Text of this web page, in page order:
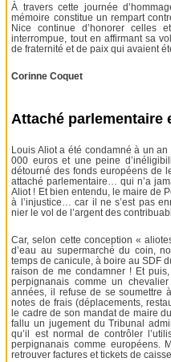
À travers cette journée
mémoire constitue un rempart
Nice continue d’honorer celles
interrompue, tout en affirmant sa
de fraternité et de paix qui avaient
Corinne Coquet
Attaché
Louis Aliot a été condamné à un
000 euros et une peine
détourné des fonds européens de
attaché parlementaire… qui n’a
Aliot ! Et bien entendu, le maire de
à l’injustice… car il ne s’est pas
nier le vol de l’argent des
Car, selon cette conception «
d’eau au supermarché du coin,
temps de canicule, à boire au SDF
raison de me condamner ! Et
perpignanais comme un
années, il refuse de se soumettre
notes de frais (déplacements,
le cadre de son mandat de maire
fallu un jugement du Tribunal
qu’il est normal de contrôler
perpignanais comme européens.
retrouver factures et tickets de